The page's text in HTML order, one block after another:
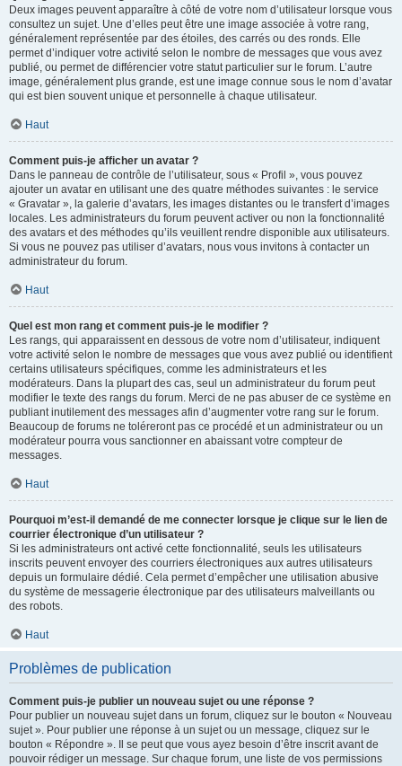
Deux images peuvent apparaître à côté de votre nom d’utilisateur lorsque vous
consultez un sujet. Une d’elles peut être une image associée à votre rang,
généralement représentée par des étoiles, des carrés ou des ronds. Elle
permet d’indiquer votre activité selon le nombre de messages que vous avez
publié, ou permet de différencier votre statut particulier sur le forum. L’autre
image, généralement plus grande, est une image connue sous le nom d’avatar
qui est bien souvent unique et personnelle à chaque utilisateur.
Haut
Comment puis-je afficher un avatar ?
Dans le panneau de contrôle de l’utilisateur, sous « Profil », vous pouvez
ajouter un avatar en utilisant une des quatre méthodes suivantes : le service
« Gravatar », la galerie d’avatars, les images distantes ou le transfert d’images
locales. Les administrateurs du forum peuvent activer ou non la fonctionnalité
des avatars et des méthodes qu’ils veuillent rendre disponible aux utilisateurs.
Si vous ne pouvez pas utiliser d’avatars, nous vous invitons à contacter un
administrateur du forum.
Haut
Quel est mon rang et comment puis-je le modifier ?
Les rangs, qui apparaissent en dessous de votre nom d’utilisateur, indiquent
votre activité selon le nombre de messages que vous avez publié ou identifient
certains utilisateurs spécifiques, comme les administrateurs et les
modérateurs. Dans la plupart des cas, seul un administrateur du forum peut
modifier le texte des rangs du forum. Merci de ne pas abuser de ce système en
publiant inutilement des messages afin d’augmenter votre rang sur le forum.
Beaucoup de forums ne toléreront pas ce procédé et un administrateur ou un
modérateur pourra vous sanctionner en abaissant votre compteur de
messages.
Haut
Pourquoi m’est-il demandé de me connecter lorsque je clique sur le lien de
courrier électronique d’un utilisateur ?
Si les administrateurs ont activé cette fonctionnalité, seuls les utilisateurs
inscrits peuvent envoyer des courriers électroniques aux autres utilisateurs
depuis un formulaire dédié. Cela permet d’empêcher une utilisation abusive
du système de messagerie électronique par des utilisateurs malveillants ou
des robots.
Haut
Problèmes de publication
Comment puis-je publier un nouveau sujet ou une réponse ?
Pour publier un nouveau sujet dans un forum, cliquez sur le bouton « Nouveau
sujet ». Pour publier une réponse à un sujet ou un message, cliquez sur le
bouton « Répondre ». Il se peut que vous ayez besoin d’être inscrit avant de
pouvoir rédiger un message. Sur chaque forum, une liste de vos permissions